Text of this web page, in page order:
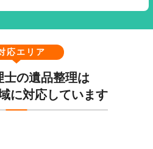
応エリア
士の遺品整理は
に対応しています